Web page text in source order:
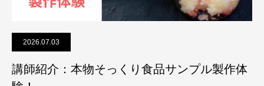
2026.07.03
講師紹介：本物そっくり食品サンプル製作体